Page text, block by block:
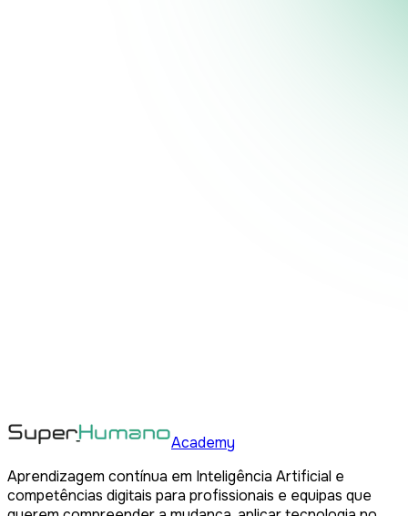
Academy
Aprendizagem contínua em Inteligência Artificial e
competências digitais para profissionais e equipas que